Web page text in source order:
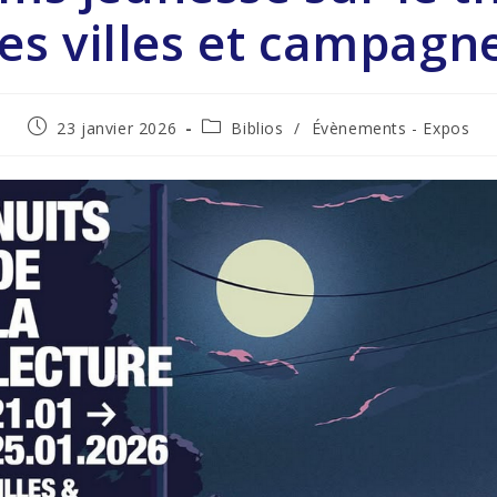
villes et
23 janvier 2026 Biblios / Évènements - Expos